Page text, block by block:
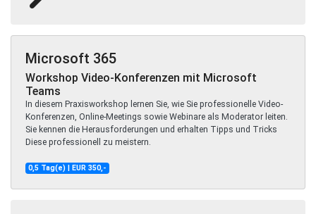
Microsoft 365
Workshop Video-Konferenzen mit Microsoft
Teams
In diesem Praxisworkshop lernen Sie, wie Sie professionelle Video-
Konferenzen, Online-Meetings sowie Webinare als Moderator leiten.
Sie kennen die Herausforderungen und erhalten Tipps und Tricks
Diese professionell zu meistern.
0,5 Tag(e) | EUR 350,-